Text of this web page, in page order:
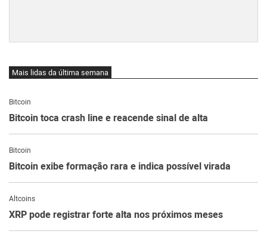
Mais lidas da última semana
Bitcoin
Bitcoin toca crash line e reacende sinal de alta
Bitcoin
Bitcoin exibe formação rara e indica possível virada
Altcoins
XRP pode registrar forte alta nos próximos meses